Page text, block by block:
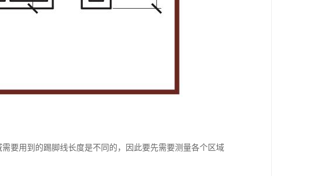
要用到的踢脚线长度是不同的，因此要先需要测量各个区域